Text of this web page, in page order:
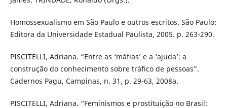
Homossexualismo em São Paulo e outros escritos. São Paulo:
Editora da Universidade Estadual Paulista, 2005. p. 263-290.
PISCITELLI, Adriana. “Entre as ‘máfias’ e a ‘ajuda’: a
construção do conhecimento sobre tráfico de pessoas”.
Cadernos Pagu, Campinas, n. 31, p. 29-63, 2008a.
PISCITELLI, Adriana. “Feminismos e prostituição no Brasil: